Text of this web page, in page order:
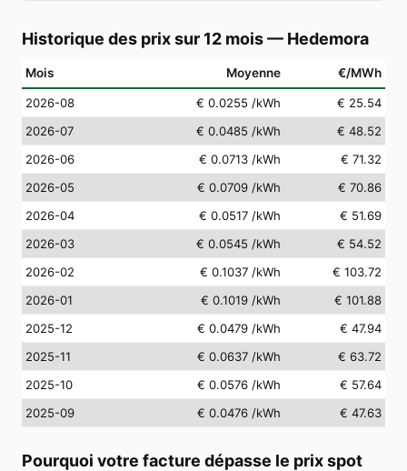
Historique des prix sur 12 mois— Hedemora
Mois Moyenne €/MWh
2026-08 € 0.0255 /kWh
€ 25.54
2026-07
€ 0.0485 /kWh
€ 48.52
2026-06
€ 0.0713 /kWh
€ 71.32
2026-05
€ 0.0709 /kWh
€ 70.86
2026-04
€ 0.0517 /kWh
€ 51.69
2026-03
€ 0.0545 /kWh
€ 54.52
2026-02
€ 0.1037 /kWh
€ 103.72
2026-01
€ 0.1019 /kWh
€ 101.88
2025-12
€ 0.0479 /kWh
€ 47.94
2025-11
€ 0.0637 /kWh
€ 63.72
2025-10
€ 0.0576 /kWh
€ 57.64
2025-09
€ 0.0476 /kWh € 47.63
Pourquoi votre facture dépasse le prix spot